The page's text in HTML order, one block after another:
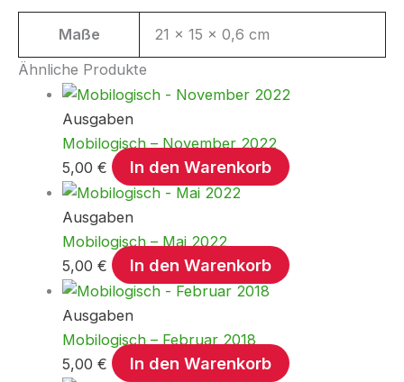
Maße
21 × 15 × 0,6 cm
Ähnliche Produkte
Ausgaben
Mobilogisch – November 2022
5,00€ In den Warenkorb
Ausgaben
Mobilogisch – Mai 2022
5,00€ In den Warenkorb
Ausgaben
Mobilogisch – Februar 2018
5,00€ In den Warenkorb